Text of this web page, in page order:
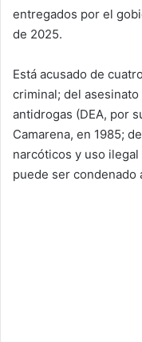
entregados por el
de 2025.
Está acusado de
criminal; del
antidrogas (DEA, por
Camarena, en 1985;
narcóticos y uso
puede ser condenado